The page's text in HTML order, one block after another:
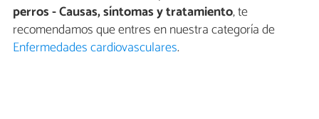
perros - Causas, síntomas y tratamiento, te
recomendamos que entres en nuestra categoría de
Enfermedades cardiovasculares.